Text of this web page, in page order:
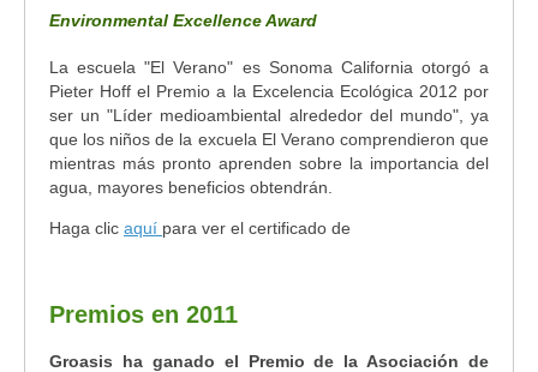
Environmental Excellence Award
La escuela "El Verano" es Sonoma California otorgó a
Pieter Hoff el Premio a la Excelencia Ecológica 2012 por
ser un "Líder medioambiental alrededor del mundo", ya
que los niños de la excuela El Verano comprendieron que
mientras más pronto aprenden sobre la importancia del
agua, mayores beneficios obtendrán.
Haga clic aquí para ver el certificado de
Premios en 2011
Groasis ha ganado el Premio de la Asociación de